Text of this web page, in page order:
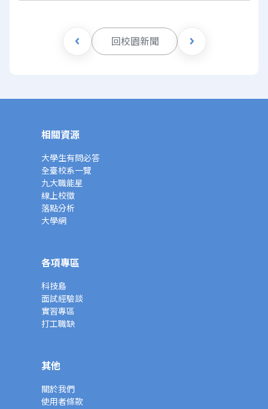
回校園新聞
相關資源
大學生有問必答
全臺校系一覽
九大職能星
線上校徵
落點分析
大學網
各項專區
科技島
面試經驗談
實習專區
打工職缺
其他
關於我們
使用者條款